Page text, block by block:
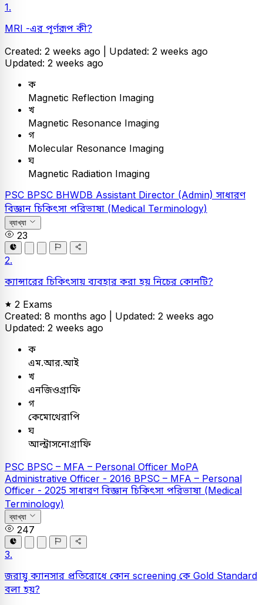
1.
MRI -এর পূর্ণরূপ কী?
Created: 2 weeks ago | Updated: 2 weeks ago
Updated: 2 weeks ago
ক
Magnetic Reflection Imaging
খ
Magnetic Resonance Imaging
গ
Molecular Resonance Imaging
ঘ
Magnetic Radiation Imaging
PSC BPSC BHWDB Assistant Director (Admin) সাধারণ
বিজ্ঞান চিকিৎসা পরিভাষা (Medical Terminology)
ব্যাখ্যা
23
2.
ক্যান্সারের চিকিৎসায় ব্যবহার করা হয় নিচের কোনটি?
2 Exams
Created: 8 months ago | Updated: 2 weeks ago
Updated: 2 weeks ago
ক
এম.আর.আই
খ
এনজিওগ্রাফি
গ
কেমোথেরাপি
ঘ
আল্ট্রাসনোগ্রাফি
PSC BPSC – MFA – Personal Officer MoPA
Administrative Officer - 2016 BPSC – MFA – Personal
Officer - 2025 সাধারণ বিজ্ঞান চিকিৎসা পরিভাষা (Medical
Terminology)
ব্যাখ্যা
247
3.
জরায়ু ক্যানসার প্রতিরোধে কোন screening কে Gold Standard
বলা হয়?